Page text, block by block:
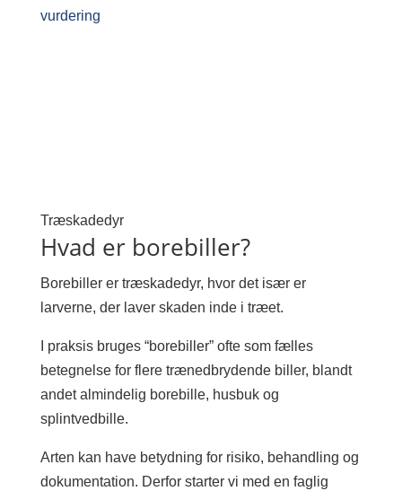
vurdering
Træskadedyr
Hvad er borebiller?
Borebiller er træskadedyr, hvor det især er
larverne, der laver skaden inde i træet.
I praksis bruges “borebiller” ofte som fælles
betegnelse for flere trænedbrydende biller, blandt
andet almindelig borebille, husbuk og
splintvedbille.
Arten kan have betydning for risiko, behandling og
dokumentation. Derfor starter vi med en faglig